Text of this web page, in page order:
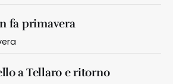
fa primavera
a Tellaro e ritorno